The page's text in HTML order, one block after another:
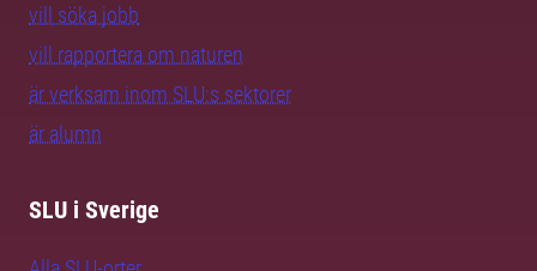
vill söka jobb
vill rapportera om naturen
är verksam inom SLU:s sektorer
är alumn
SLU i Sverige